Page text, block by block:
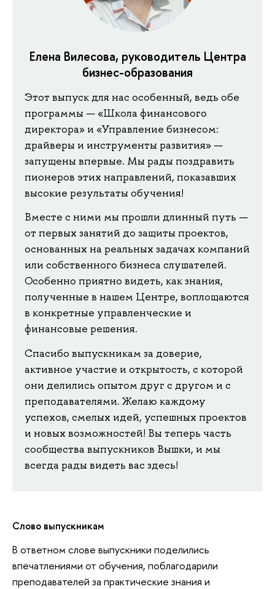
Елена Вилесова, руководитель Центра
бизнес-образования
Этот выпуск для нас особенный, ведь обе
программы — «Школа финансового
директора» и «Управление бизнесом:
драйверы и инструменты развития» —
запущены впервые. Мы рады поздравить
пионеров этих направлений, показавших
высокие результаты обучения!
Вместе с ними мы прошли длинный путь —
от первых занятий до защиты проектов,
основанных на реальных задачах компаний
или собственного бизнеса слушателей.
Особенно приятно видеть, как знания,
полученные в нашем Центре, воплощаются
в конкретные управленческие и
финансовые решения.
Спасибо выпускникам за доверие,
активное участие и открытость, с которой
они делились опытом друг с другом и с
преподавателями. Желаю каждому
успехов, смелых идей, успешных проектов
и новых возможностей! Вы теперь часть
сообщества выпускников Вышки, и мы
всегда рады видеть вас здесь!
Слово выпускникам
В ответном слове выпускники поделились
впечатлениями от обучения, поблагодарили
преподавателей за практические знания и